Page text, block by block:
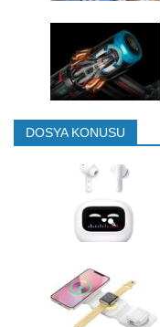
DOSYA KONUSU